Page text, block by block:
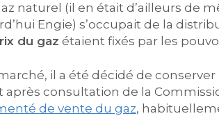
naturel (il en était d’ailleurs de
Engie) s’occupait de la
du gaz étaient fixés par les
il a été décidé de
consultation de la
de vente du gaz,